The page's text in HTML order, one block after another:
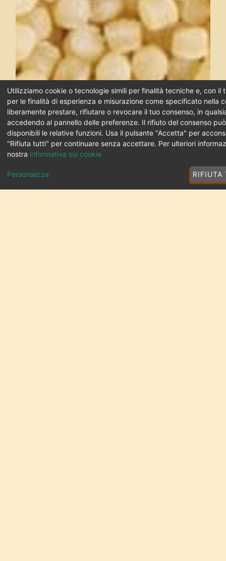
Utilizziamo cookie o tecnologie simili per finalità tecniche e, con il
per le finalità di esperienza e misurazione come specificato nella
liberamente prestare, rifiutare o revocare il tuo consenso, in
accedendo al pannello delle preferenze. Il rifiuto del consenso
disponibili le relative funzioni. Usa il pulsante "Accetta" per
"Rifiuta tutti" per continuare senza accettare. Per ulteriori
nostra informativa sui cookie
Personalizza RIFIUTA